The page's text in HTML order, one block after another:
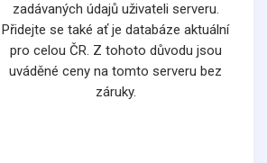
zadávaných údajů uživateli serveru.
Přidejte se také ať je databáze aktuální
pro celou ČR. Z tohoto důvodu jsou
uváděné ceny na tomto serveru bez
záruky.